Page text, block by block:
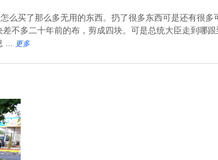
么买了那么多无用的东西。扔了很多东西可是还有很多
不多二十年前的布，剪成四块。可是总统大臣走到哪
...
更多